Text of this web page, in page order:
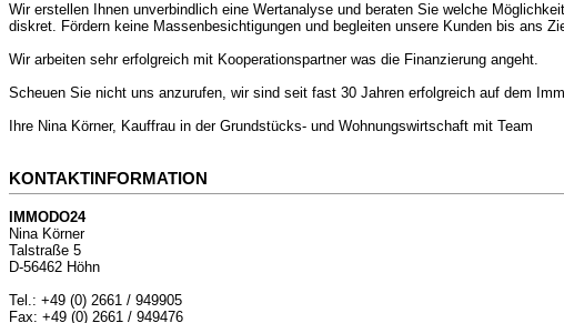
Wir erstellen Ihnen unverbindlich eine Wertanalyse und beraten Sie welche
diskret. Fördern keine Massenbesichtigungen und begleiten unsere Kunden bis ans
Wir arbeiten sehr erfolgreich mit Kooperationspartner was die Finanzierung angeht.
Scheuen Sie nicht uns anzurufen, wir sind seit fast 30 Jahren erfolgreich auf dem
Ihre Nina Körner, Kauffrau in der Grundstücks- und Wohnungswirtschaft mit Team
KONTAKTINFORMATION
IMMODO24
Nina Körner
Talstraße 5
D-56462 Höhn
Tel.: +49 (0) 2661 / 949905
Fax: +49 (0) 2661 / 949476